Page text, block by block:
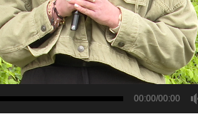
00:00/00:00